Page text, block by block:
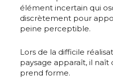
élément incertain qui
discrètement pour
peine perceptible.
Lors de la difficile
paysage apparaît, il
prend forme.